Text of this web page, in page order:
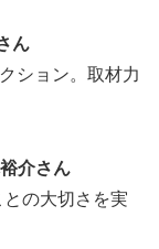
ん
ション。取材力
介さん
の大切さを実